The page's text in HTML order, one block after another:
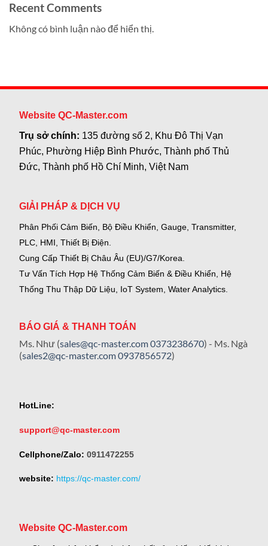
Recent Comments
Không có bình luận nào để hiển thị.
Website QC-Master.com
Trụ sở chính: 135 đường số 2, Khu Đô Thị Vạn
Phúc, Phường Hiệp Bình Phước, Thành phố Thủ
Đức, Thành phố Hồ Chí Minh, Việt Nam
GIẢI PHÁP & DỊCH VỤ
Phân Phối Cảm Biến, Bộ Điều Khiển, Gauge, Transmitter,
PLC, HMI, Thiết Bị Điện.
Cung Cấp Thiết Bị Châu Âu (EU)/G7/Korea.
Tư Vấn Tích Hợp Hệ Thống Cảm Biến & Điều Khiển, Hệ
Thống Thu Thập Dữ Liệu, IoT System, Water Analytics.
BÁO GIÁ & THANH TOÁN
Ms. Như (sales@qc-master.com0373238670) - Ms. Ngà
(sales2@qc-master.com0937856572)
HotLine:
support@qc-master.com
Cellphone/Zalo: 0911472255
website: https://qc-master.com/
Website QC-Master.com